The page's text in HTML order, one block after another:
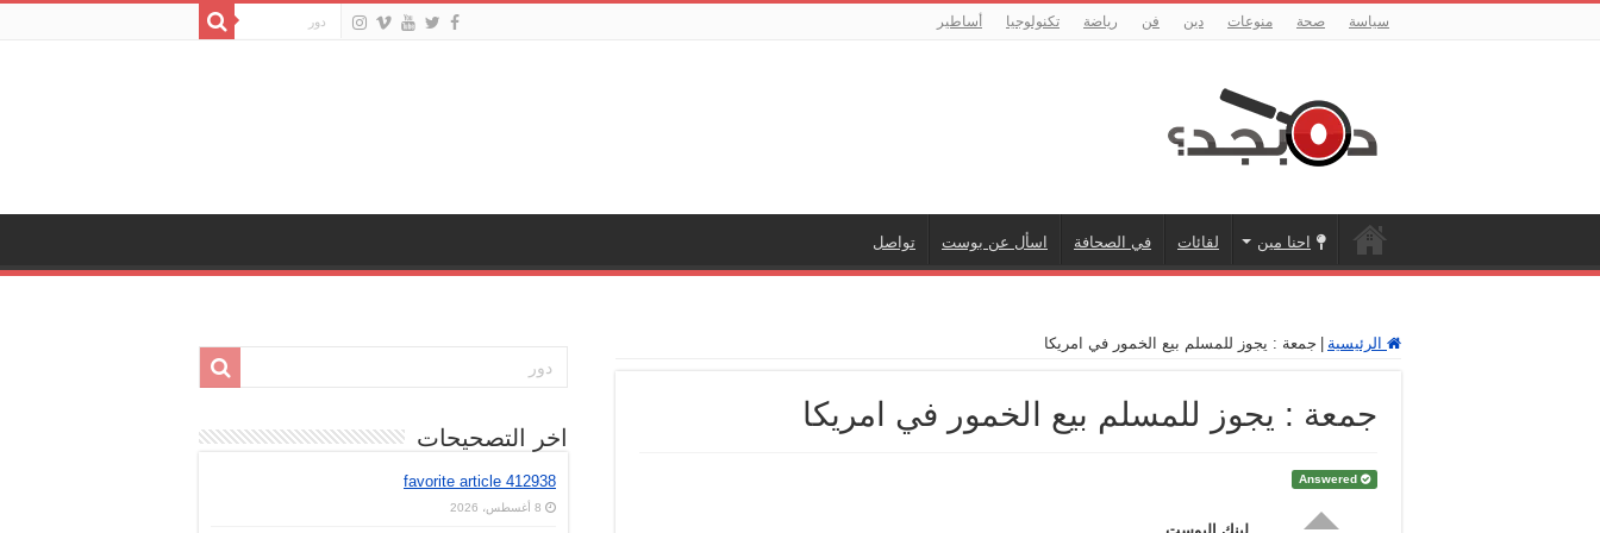
سياسة صحة منوعات دين فن رياضة تكنولوجيا أساطير
احنا مين لقائات في الصحافة اسأل عن بوست تواصل
الرئيسية جمعة : يجوز للمسلم بيع الخمور في امريكا
جمعة : يجوز للمسلم بيع الخمور في امريكا
Answered
اخر التصحيحات
favorite article 412938
8 أغسطس، 2026